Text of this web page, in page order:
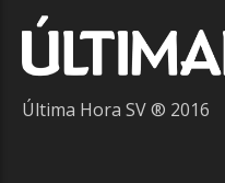
Última Hora SV ® 2016